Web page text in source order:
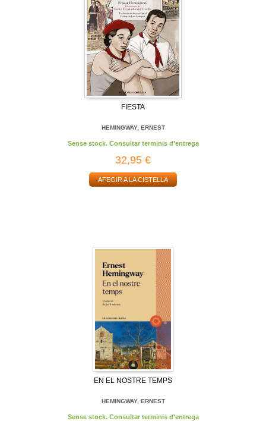
FIESTA
HEMINGWAY, ERNEST
Sense stock. Consultar terminis d'entrega
32,95 €
AFEGIR A LA CISTELLA
EN EL NOSTRE TEMPS
HEMINGWAY, ERNEST
Sense stock. Consultar terminis d'entrega